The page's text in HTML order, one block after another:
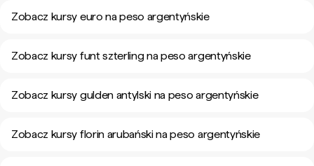
Zobacz kursy euro na peso argentyńskie
Zobacz kursy funt szterling na peso argentyńskie
Zobacz kursy gulden antylski na peso argentyńskie
Zobacz kursy florin arubański na peso argentyńskie